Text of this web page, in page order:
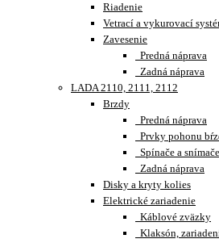
Riadenie
Vetrací a vykurovací
Zavesenie
Predná náprava
Zadná náprava
LADA 2110, 2111, 2112
Brzdy
Predná náprava
Prvky pohonu
Spínače a snímače
Zadná náprava
Disky a kryty kolies
Elektrické zariadenie
Káblové zväzky
Klaksón,